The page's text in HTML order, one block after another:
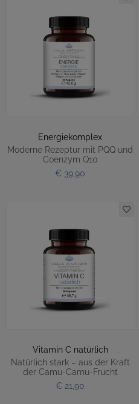
Energiekomplex
Moderne Rezeptur mit PQQ und
Coenzym Q10
€ 39,90
Vitamin C natürlich
Natürlich stark – aus der Kraft
der Camu-Camu-Frucht
€ 21,90